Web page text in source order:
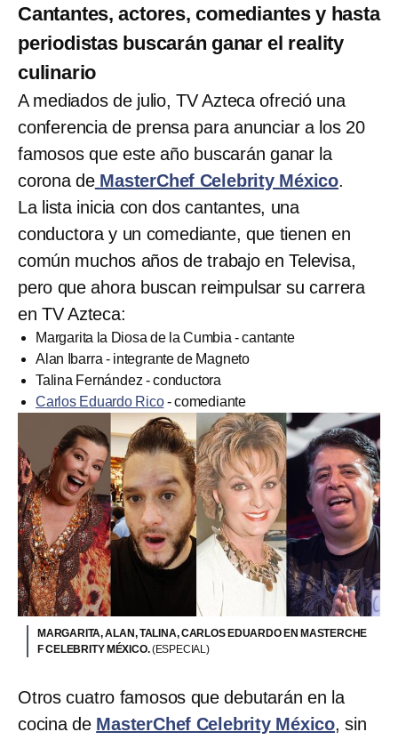
Cantantes, actores, comediantes y hasta
periodistas buscarán ganar el reality
culinario
A mediados de julio, TV Azteca ofreció una
conferencia de prensa para anunciar a los 20
famosos que este año buscarán ganar la
corona deMasterChef Celebrity México.
La lista inicia con dos cantantes, una
conductora y un comediante, que tienen en
común muchos años de trabajo en Televisa,
pero que ahora buscan reimpulsar su carrera
en TV Azteca:
Margarita la Diosa de la Cumbia - cantante
Alan Ibarra - integrante de Magneto
Talina Fernández - conductora
Carlos Eduardo Rico- comediante
MARGARITA, ALAN, TALINA, CARLOS EDUARDO EN MASTERCHE
F CELEBRITY MÉXICO.(ESPECIAL)
Otros cuatro famosos que debutarán en la
cocina de MasterChef Celebrity México, sin